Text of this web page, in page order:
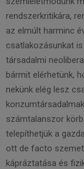
rendszerkritikára,
az elmúlt harminc
csatlakozásunkat
társadalmi
bármit elérhetünk,
nekünk elég lesz
számtalanszor
telepíthetjük a
ott de facto
kápráztatása és